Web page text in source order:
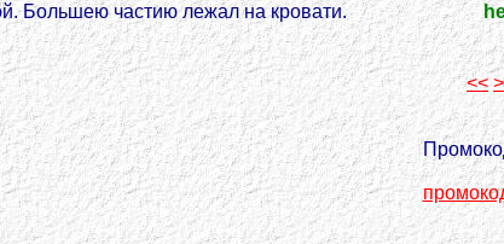
Большею частию лежал на кровати.
<<